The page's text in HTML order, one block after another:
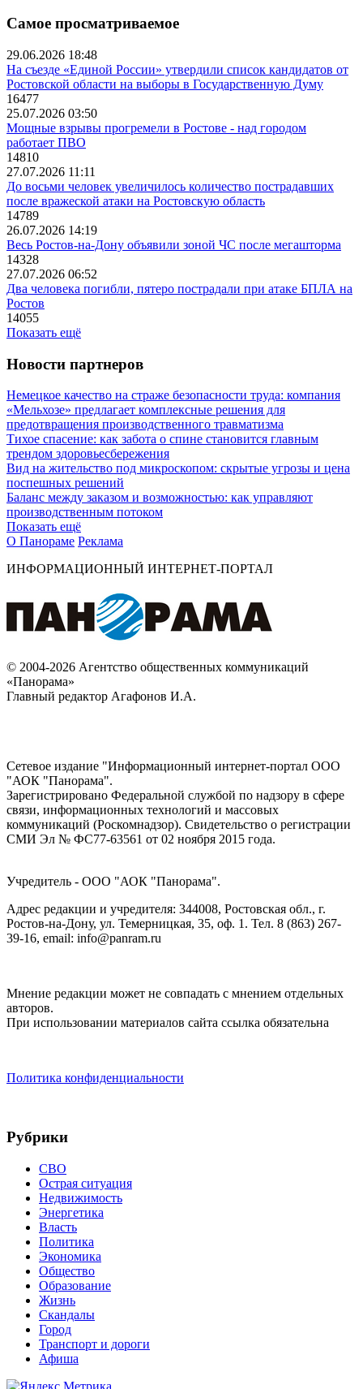
Самое просматриваемое
29.06.2026 18:48
На съезде «Единой России» утвердили список кандидатов от
Ростовской области на выборы в Государственную Думу
16477
25.07.2026 03:50
Мощные взрывы прогремели в Ростове - над городом
работает ПВО
14810
27.07.2026 11:11
До восьми человек увеличилось количество пострадавших
после вражеской атаки на Ростовскую область
14789
26.07.2026 14:19
Весь Ростов-на-Дону объявили зоной ЧС после мегашторма
14328
27.07.2026 06:52
Два человека погибли, пятеро пострадали при атаке БПЛА на
Ростов
14055
Показать ещё
Новости партнеров
Немецкое качество на страже безопасности труда: компания
«Мельхозе» предлагает комплексные решения для
предотвращения производственного травматизма
Тихое спасение: как забота о спине становится главным
трендом здоровьесбережения
Вид на жительство под микроскопом: скрытые угрозы и цена
поспешных решений
Баланс между заказом и возможностью: как управляют
производственным потоком
Показать ещё
О Панораме Реклама
ИНФОРМАЦИОННЫЙ ИНТЕРНЕТ-ПОРТАЛ
© 2004-2026 Агентство общественных коммуникаций
«Панорама»
Главный редактор Агафонов И.А.
Сетевое издание "Информационный интернет-портал ООО
"АОК "Панорама".
Зарегистрировано Федеральной службой по надзору в сфере
связи, информационных технологий и массовых
коммуникаций (Роскомнадзор). Cвидетельство о регистрации
СМИ Эл № ФС77-63561 от 02 ноября 2015 года.
Учредитель - ООО "АОК "Панорама".
Адрес редакции и учредителя: 344008, Ростовская обл., г.
Ростов-на-Дону, ул. Темерницкая, 35, оф. 1. Тел. 8 (863) 267-
39-16, email: info@panram.ru
Мнение редакции может не совпадать с мнением отдельных
авторов.
При использовании материалов сайта ссылка обязательна
Политика конфиденциальности
Рубрики
СВО
Острая ситуация
Недвижимость
Энергетика
Власть
Политика
Экономика
Общество
Образование
Жизнь
Скандалы
Город
Транспорт и дороги
Афиша